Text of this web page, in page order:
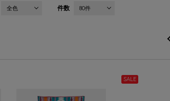
全色 件数 80件
SALE